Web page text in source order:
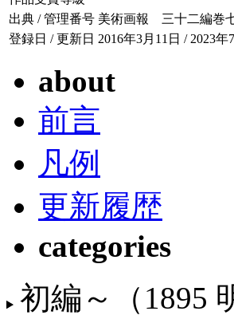
出典 / 管理番号 美術画報 三十二編巻七
登録日 / 更新日 2016年3月11日 / 2023年
about
前言
凡例
更新履歴
categories
初編～（1895